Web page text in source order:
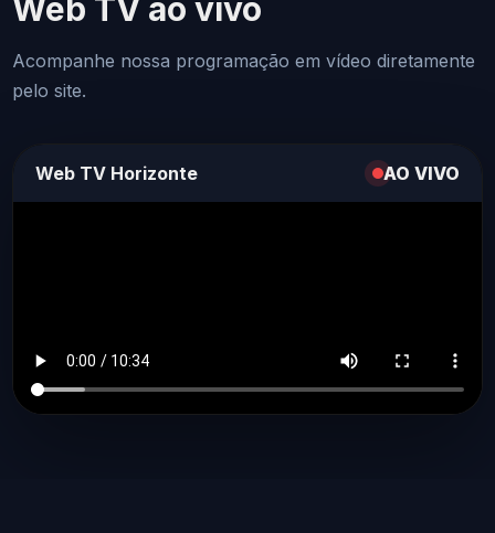
Web TV ao vivo
Acompanhe nossa programação em vídeo diretamente
pelo site.
Web TV Horizonte AO VIVO